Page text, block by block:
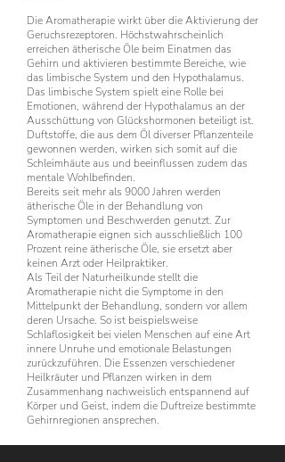
Die Aromatherapie wirkt über die Aktivierung der
Geruchsrezeptoren. Höchstwahrscheinlich
erreichen ätherische Öle beim Einatmen das
Gehirn und aktivieren bestimmte Bereiche, wie
das limbische System und den Hypothalamus.
Das limbische System spielt eine Rolle bei
Emotionen, während der Hypothalamus an der
Ausschüttung von Glückshormonen beteiligt ist.
Duftstoffe, die aus dem Öl diverser Pflanzenteile
gewonnen werden, wirken sich somit auf die
Schleimhäute aus und beeinflussen zudem das
mentale Wohlbefinden.
Bereits seit mehr als 9000 Jahren werden
ätherische Öle in der Behandlung von
Symptomen und Beschwerden genutzt. Zur
Aromatherapie eignen sich ausschließlich 100
Prozent reine ätherische Öle, sie ersetzt aber
keinen Arzt oder Heilpraktiker.
Als Teil der Naturheilkunde stellt die
Aromatherapie nicht die Symptome in den
Mittelpunkt der Behandlung, sondern vor allem
deren Ursache. So ist beispielsweise
Schlaflosigkeit bei vielen Menschen auf eine Art
innere Unruhe und emotionale Belastungen
zurückzuführen. Die Essenzen verschiedener
Heilkräuter und Pflanzen wirken in dem
Zusammenhang nachweislich entspannend auf
Körper und Geist, indem die Duftreize bestimmte
Gehirnregionen ansprechen.